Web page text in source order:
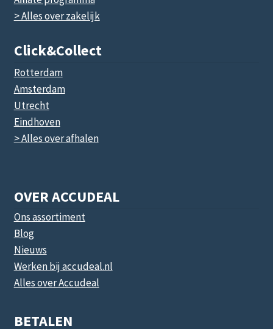
> Alles over zakelijk
Click&collect
Rotterdam
Amsterdam
Utrecht
Eindhoven
> Alles over afhalen
OVER ACCUDEAL
Ons assortiment
Blog
Nieuws
Werken bij accudeal.nl
Alles over Accudeal
BETALEN